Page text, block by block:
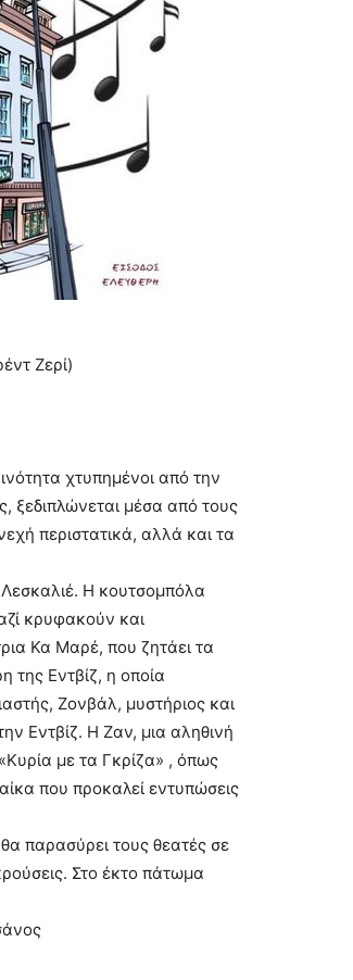
Ζερί)
χτυπηµένοι από την
ξεδιπλώνεται µέσα από τους
περιστατικά, αλλά και τα
Η κουτσοµπόλα
κρυφακούν και
Κα Μαρέ, που ζητάει τα
της Εντβίζ, η οποία
Ζονβάλ, µυστήριος και
Εντβίζ. Η Ζαν, µια αληθινή
µε τα Γκρίζα» , όπως
που προκαλεί εντυπώσεις
παρασύρει τους θεατές σε
Στο έκτο πάτωµα